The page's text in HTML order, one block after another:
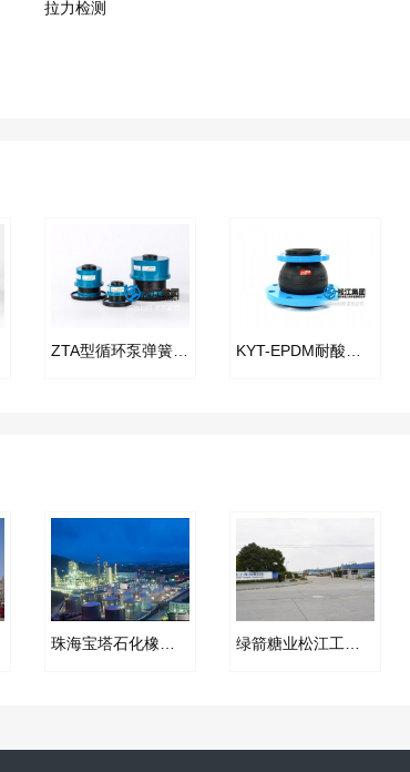
拉力检测
ZTA型循环泵弹簧减振器
珠海宝塔石化橡胶挠性接头合同项目 绿箭糖业松江工厂橡胶软接头项目案例